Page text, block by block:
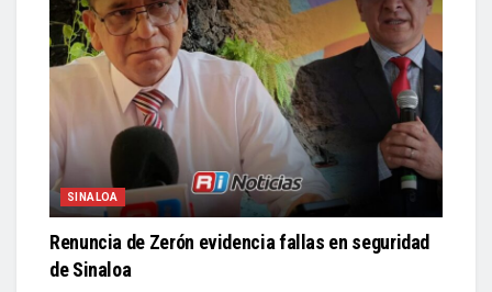
SINALOA
Renuncia de Zerón evidencia fallas en seguridad
de Sinaloa